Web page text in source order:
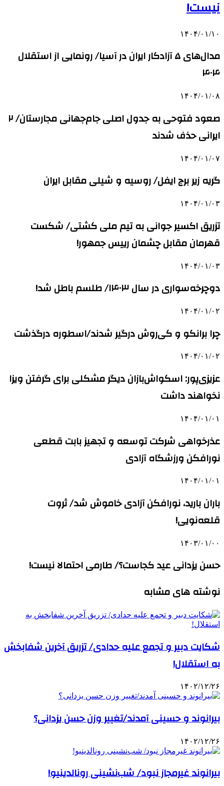
نیست!
۱۴۰۴/۰۱/۱۰
مدال‌های ۵ آزادکار ایران در آسیا/ رونمایی از استقلال
۴۰۴
۱۴۰۴/۰۱/۰۸
صعود فتوحی به جدول اصلی جام‌جهانی مجارستان/ ۲
ایرانی حذف شدند
۱۴۰۴/۰۱/۰۷
گریه زیر برج ایفل/ روسیه و شیلی مقابل ایران
۱۴۰۴/۰۱/۰۳
تزریق اکسیر جوانی به تیم ملی کشتی/ شکست
قهرمان مقابل چشمان رییس جمهور!
۱۴۰۴/۰۱/۰۳
دوچرخه‌سواری در سال ۱۴۰۳/ طلسم باطل شد!
۱۴۰۴/۰۱/۰۲
چرا برانکو و کی‌روش درگیر شدند/اسطوره درگذشت
۱۴۰۴/۰۱/۰۲
عزیزی‌پور: اسکواش‌بازان دیگر مشکلی برای گرفتن ویزا
نخواهند داشت
۱۴۰۴/۰۱/۰۱
عذرخواهی شرکت توسعه و تجهیز بابت قطعی
نورافکن ورزشگاه آزادی
۱۴۰۴/۰۱/۰۱
باران بارید، نورافکن آزادی خاموش شد/ ثروت
قلعه‌نویی!
۱۴۰۳/۰۱/۰۰
حسن یزدانی عید کجاست؟/ طارمی احتمالا نیست!
نوشته های مشابه
شکایت دبیر و تجمع علیه حدادی/ تزریق آخرین شفابخش
به استقلال!
۱۴۰۲/۱۲/۲۶
بیرانوند و حسینی آمدند/تغییر وزن حسن یزدانی؟
۱۴۰۲/۱۲/۲۶
بیرانوند غیرمجاز نبود/ شب‌نشینی‌ رونالدینیو!